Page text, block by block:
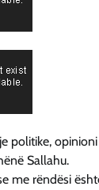
politike,
Sallahu.
me rëndësi